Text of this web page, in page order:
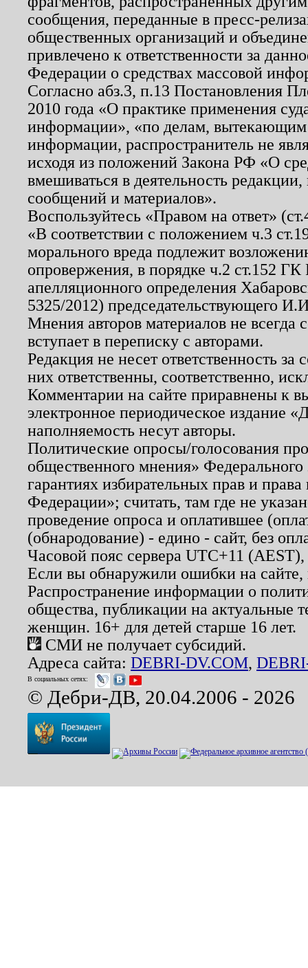
сообщения, переданные в пресс-
общественных организаций и
привлечено к ответственности за
Федерации о средствах массовой
Согласно абз.3, п.13 Постановления
2010 года «О практике применения
информации», «по делам, вытекающим
информации, распространитель не
исходя из положений Закона РФ «О
вмешиваться в деятельность
сообщений и материалов».
Воспользуйтесь «Правом на ответ»
«В соответствии с положением ч.3
морального вреда подлежит
опровержения, в порядке ч.2 ст.152
апелляционного определения
5325/2012) председательствующего
Мнения авторов материалов не
вступает в переписку с авторами.
Редакция не несет ответственность
них ответственны, соответственно,
Комментарии на сайте приравнены к
электронное периодическое издание
наполняемость несут авторы.
Политические опросы/голосования
общественного мнения»
гарантиях избирательных прав и
Федерации»; считать, там где не
проведение опроса и оплатившее
(обнародование) - едино - сайт, без
Часовой пояс сервера UTC+11
Если вы обнаружили ошибки на
Распространение информации о
общества, публикации на актуальные
женщин. 16+ для детей старше 16 лет.
СМИ не получает субсидий.
Адреса сайта: DEBRI-DV.COM,
В социальных сетях:
© Дебри-ДВ, 20.04.2006 - 2026